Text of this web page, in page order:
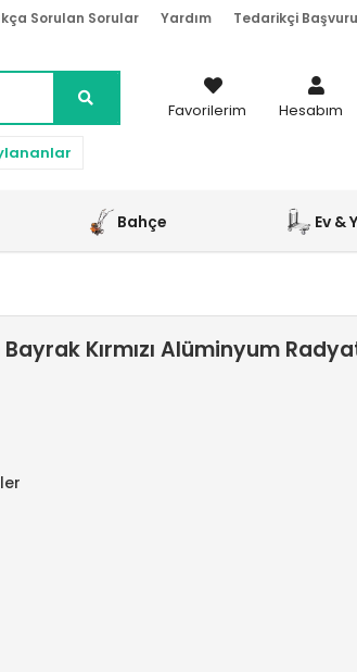
Sorulan Sorular Yardım Tedarikçi Başvuru
Favorilerim Hesabım
Bahçe Ev &
Kırmızı Alüminyum